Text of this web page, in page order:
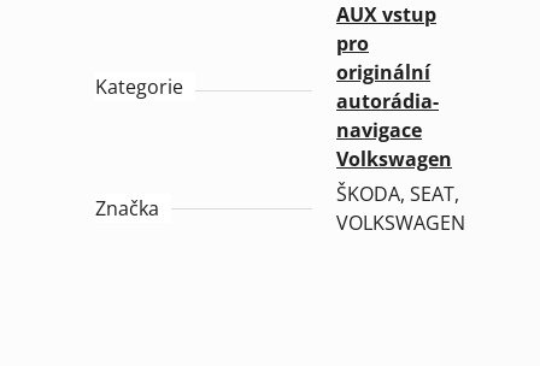
Kategorie
AUX vstup
pro
originální
autorádia-
navigace
Volkswagen
Značka
ŠKODA, SEAT,
VOLKSWAGEN